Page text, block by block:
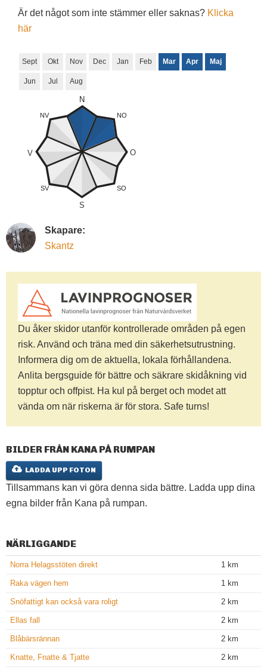
Är det något som inte stämmer eller saknas? Klicka
här
Sept Okt Nov Dec Jan Feb Mar Apr Maj
Jun Jul Aug
NV
V
SV
S
SO
O
NO
N
Skapare:
Skantz
Du åker skidor utanför kontrollerade områden på egen
risk. Använd och träna med din säkerhetsutrustning.
Informera dig om de aktuella, lokala förhållandena.
Anlita bergsguide för bättre och säkrare skidåkning vid
topptur och offpist. Ha kul på berget och modet att
vända om när riskerna är för stora. Safe turns!
BILDER FRÅN KANA PÅ RUMPAN
LADDA UPP FOTON
Tillsammans kan vi göra denna sida bättre. Ladda upp dina
egna bilder från Kana på rumpan.
NÄRLIGGANDE
Norra Helagsstöten direkt 1 km
Raka vägen hem 1 km
Snöfattigt kan också vara roligt 2 km
Ellas fall 2 km
Blåbärsrännan 2 km
Knatte, Fnatte & Tjatte 2 km